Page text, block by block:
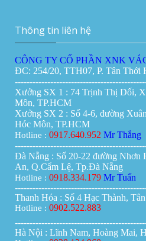
Thông tin liên hệ
CÔNG TY CỔ PHẦN XNK
ĐC: 254/20, TTH07, P. Tân Thới
Xưởng SX 1 : 74 Trịnh Thị Dối,
Môn, TP.HCM
Xưởng SX 2 : Số 4-6, đường
Hóc Môn, TP.HCM
Hotline : 0917.640.952 Mr Thắng
Đà Nẵng : Số 20-22 đường Nhơn
An, Q.Cẩm Lệ, Tp.Đà Nẵng
Hotline : 0918.334.179 Mr Tuấn
Thanh Hóa : Số 4 Hạc Thành,
Hotline : 0902.522.883
Hà Nội : Lĩnh Nam, Hoàng Mai,